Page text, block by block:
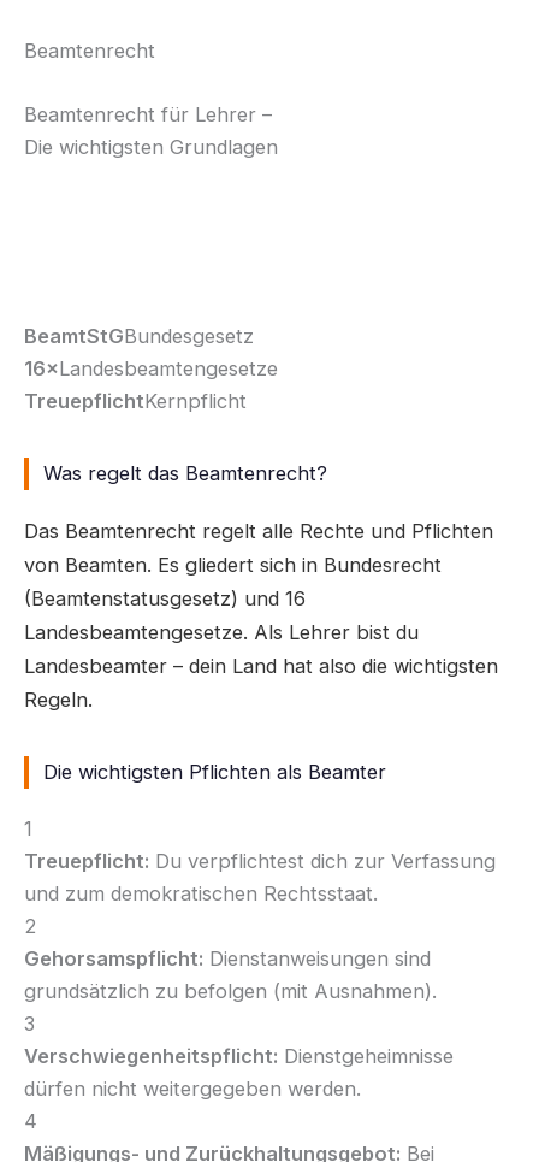
Beamtenrecht
Beamtenrecht für Lehrer –
Die wichtigsten Grundlagen
BeamtStGBundesgesetz
16×Landesbeamtengesetze
TreuepflichtKernpflicht
Was regelt das Beamtenrecht?
Das Beamtenrecht regelt alle Rechte und Pflichten
von Beamten. Es gliedert sich in Bundesrecht
(Beamtenstatusgesetz) und 16
Landesbeamtengesetze. Als Lehrer bist du
Landesbeamter – dein Land hat also die wichtigsten
Regeln.
Die wichtigsten Pflichten als Beamter
1
Treuepflicht: Du verpflichtest dich zur Verfassung
und zum demokratischen Rechtsstaat.
2
Gehorsamspflicht: Dienstanweisungen sind
grundsätzlich zu befolgen (mit Ausnahmen).
3
Verschwiegenheitspflicht: Dienstgeheimnisse
dürfen nicht weitergegeben werden.
4
Mäßigungs- und Zurückhaltungsgebot: Bei